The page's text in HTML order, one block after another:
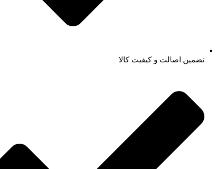
تضمین اصالت و کیفیت کالا